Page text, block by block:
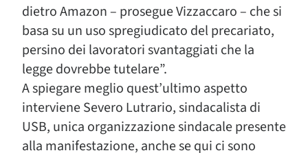
dietro Amazon – prosegue Vizzaccaro – che si
basa su un uso spregiudicato del precariato,
persino dei lavoratori svantaggiati che la
legge dovrebbe tutelare”.
A spiegare meglio quest’ultimo aspetto
interviene Severo Lutrario, sindacalista di
USB, unica organizzazione sindacale presente
alla manifestazione, anche se qui ci sono